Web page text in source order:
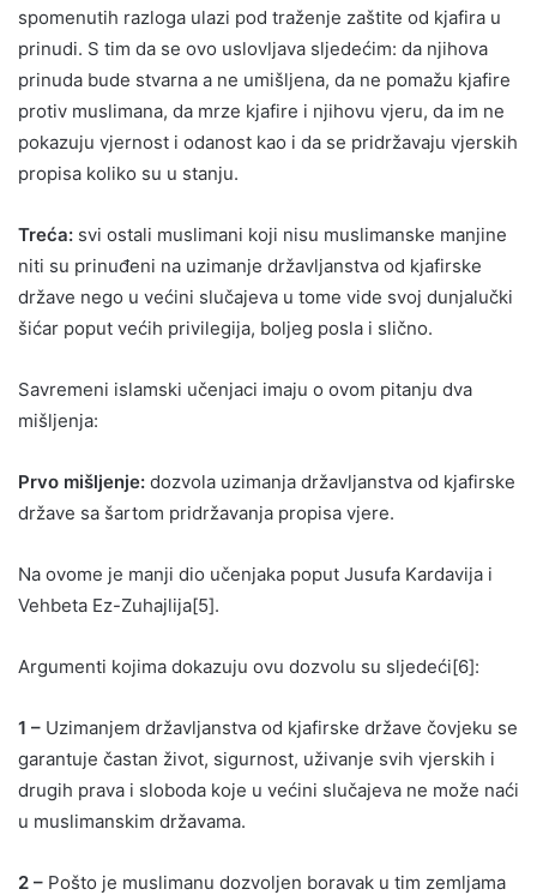
spomenutih razloga ulazi pod traženje zaštite od kjafira u
prinudi. S tim da se ovo uslovljava sljedećim: da njihova
prinuda bude stvarna a ne umišljena, da ne pomažu kjafire
protiv muslimana, da mrze kjafire i njihovu vjeru, da im ne
pokazuju vjernost i odanost kao i da se pridržavaju vjerskih
propisa koliko su u stanju.
Treća: svi ostali muslimani koji nisu muslimanske manjine
niti su prinuđeni na uzimanje državljanstva od kjafirske
države nego u većini slučajeva u tome vide svoj dunjalučki
šićar poput većih privilegija, boljeg posla i slično.
Savremeni islamski učenjaci imaju o ovom pitanju dva
mišljenja:
Prvo mišljenje: dozvola uzimanja državljanstva od kjafirske
države sa šartom pridržavanja propisa vjere.
Na ovome je manji dio učenjaka poput Jusufa Kardavija i
Vehbeta Ez-Zuhajlija[5].
Argumenti kojima dokazuju ovu dozvolu su sljedeći[6]:
1 – Uzimanjem državljanstva od kjafirske države čovjeku se
garantuje častan život, sigurnost, uživanje svih vjerskih i
drugih prava i sloboda koje u većini slučajeva ne može naći
u muslimanskim državama.
2 – Pošto je muslimanu dozvoljen boravak u tim zemljama